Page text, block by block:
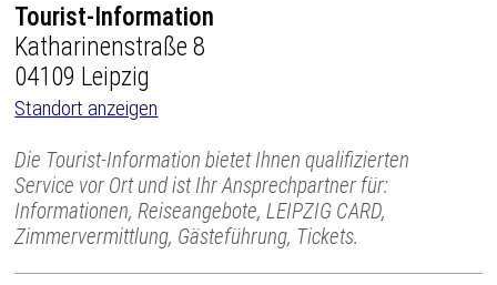
Tourist-Information
Katharinenstraße 8
04109 Leipzig
Standort anzeigen
Die Tourist-Information bietet Ihnen qualifizierten
Service vor Ort und ist Ihr Ansprechpartner für:
Informationen, Reiseangebote, LEIPZIG CARD,
Zimmervermittlung, Gästeführung, Tickets.